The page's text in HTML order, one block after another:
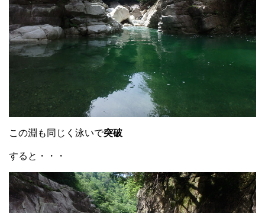
この淵も同じく泳いで突破
すると・・・